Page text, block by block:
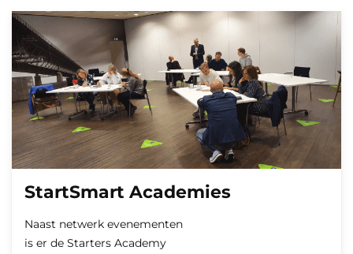
StartSmart Academies
Naast netwerk evenementen
is er de Starters Academy